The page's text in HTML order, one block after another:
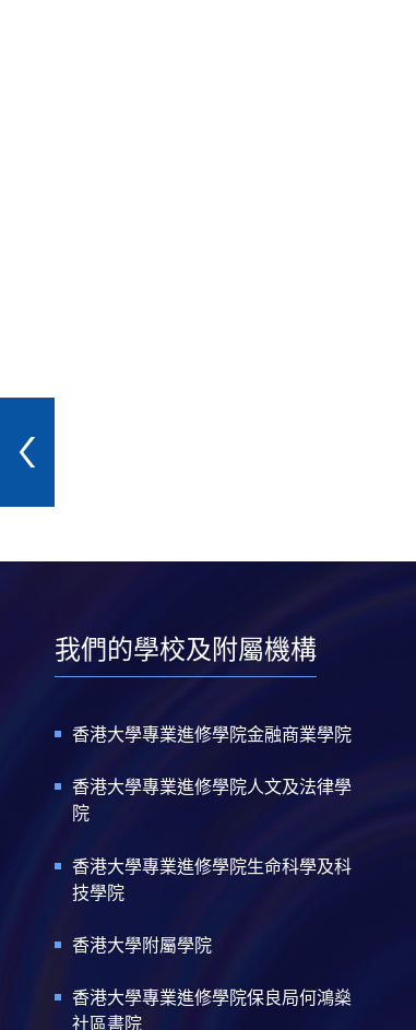
我們的學校及附屬機構
香港大學專業進修學院金融商業學院
香港大學專業進修學院人文及法律學
院
香港大學專業進修學院生命科學及科
技學院
香港大學附屬學院
香港大學專業進修學院保良局何鴻燊
社區書院